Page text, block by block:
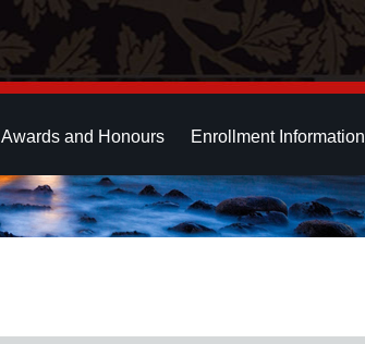
Awards and Honours Enrollment Information